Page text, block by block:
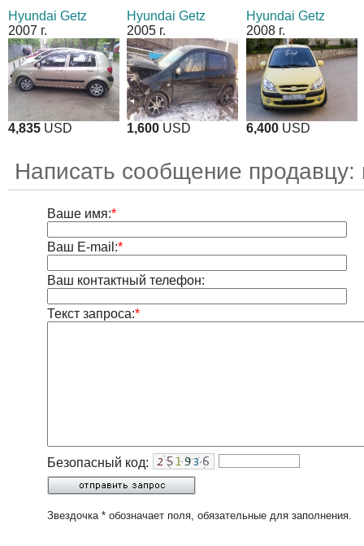
Hyundai Getz
2007 г.
4,835 USD
Hyundai Getz
2005 г.
1,600 USD
Hyundai Getz
2008 г.
6,400 USD
Написать сообщение продавцу:
Ваше имя:*
Ваш E-mail:*
Ваш контактный телефон:
Текст запроса:*
Безопасный код:
Звездочка * обозначает поля, обязательные для заполнения.